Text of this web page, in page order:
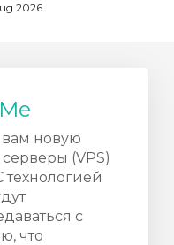
2026
новую
(VPS)
с
что